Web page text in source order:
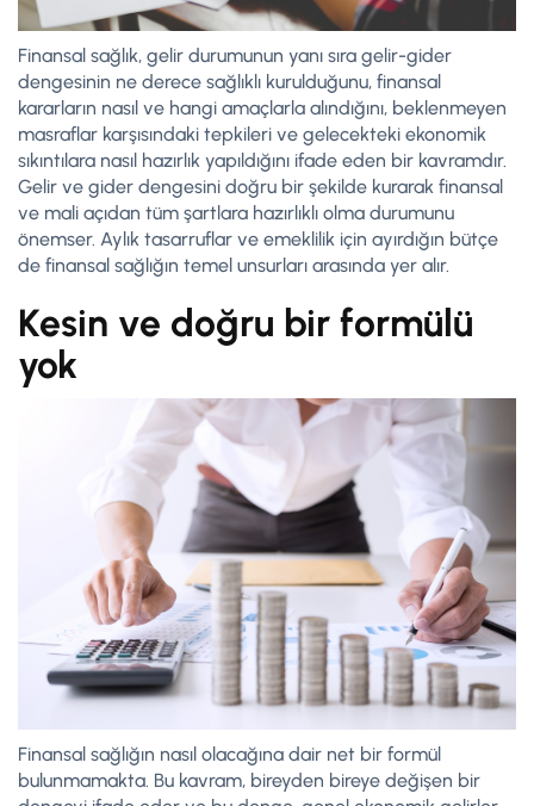
Finansal sağlık, gelir durumunun yanı sıra gelir-gider
dengesinin ne derece sağlıklı kurulduğunu, finansal
kararların nasıl ve hangi amaçlarla alındığını, beklenmeyen
masraflar karşısındaki tepkileri ve gelecekteki ekonomik
sıkıntılara nasıl hazırlık yapıldığını ifade eden bir kavramdır.
Gelir ve gider dengesini doğru bir şekilde kurarak finansal
ve mali açıdan tüm şartlara hazırlıklı olma durumunu
önemser. Aylık tasarruflar ve emeklilik için ayırdığın bütçe
de finansal sağlığın temel unsurları arasında yer alır.
Kesin ve doğru bir formülü
yok
Finansal sağlığın nasıl olacağına dair net bir formül
bulunmamakta. Bu kavram, bireyden bireye değişen bir